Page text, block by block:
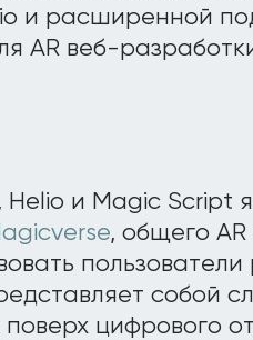
и расширенной
AR веб-
Helio и Magic Script
, общего
собой
цифрового